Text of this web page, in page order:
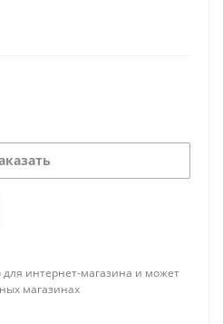
для интернет-магазина и может
магазинах